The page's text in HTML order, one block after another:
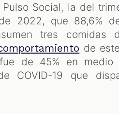
Pulso Social, la del
2022, que 88,6%
tres comidas
de
de 45% en
COVID-19 que